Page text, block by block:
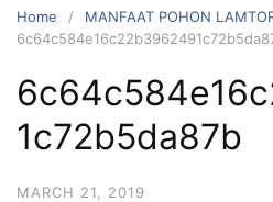
Home
MANFAAT POHON
1c72b5da87b
MARCH 21, 2019